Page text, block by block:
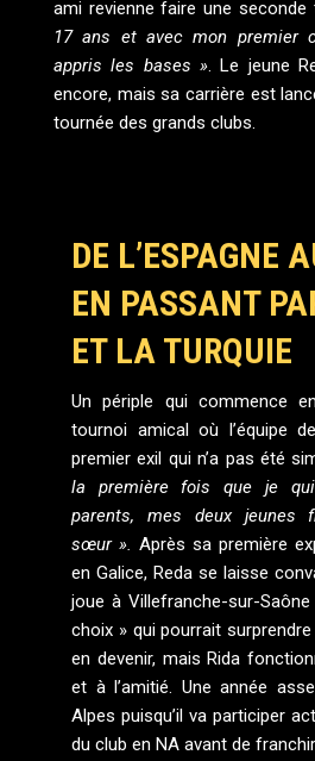
ami revienne faire une
17 ans et avec mon premier
appris les bases ». Le jeune
encore, mais sa carrière est
tournée des grands clubs.
DE L’ESPAGNE
EN PASSANT
ET LA TURQUIE
Un périple qui commence
tournoi amical où l’équipe
premier exil qui n’a pas été
la première fois que je
parents, mes deux jeunes
sœur ». Après sa première
en Galice, Reda se laisse
joue à Villefranche-sur-
choix » qui pourrait
en devenir, mais Rida
et à l’amitié. Une année
Alpes puisqu’il va participer
du club en NA avant de